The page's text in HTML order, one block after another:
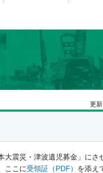
更
震災・津波遺児募金」にさ
ここに受領証（PDF）
を添え